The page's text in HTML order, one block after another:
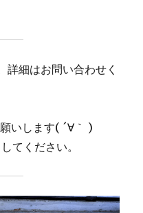
詳細はお問い合わせく
いします( ´∀｀ )
てください。